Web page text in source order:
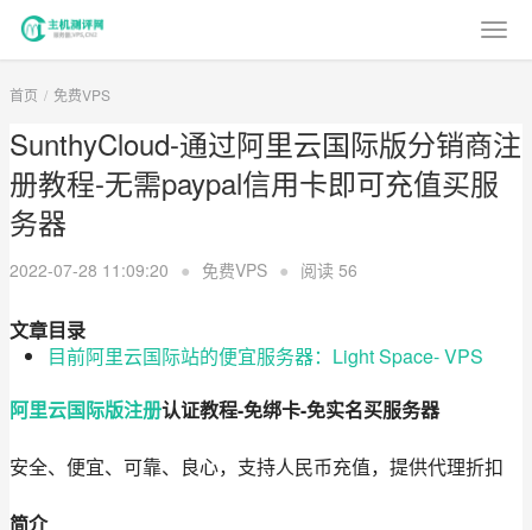
首页 免费VPS
SunthyCloud-通过阿里云国际版分销商注
册教程-无需paypal信用卡即可充值买服
务器
2022-07-28 11:09:20 ● 免费VPS ● 阅读 56
文章目录
目前阿里云国际站的便宜服务器：Light Space- VPS
阿里云国际版注册认证教程-免绑卡-免实名买服务器
安全、便宜、可靠、良心，支持人民币充值，提供代理折扣
简介